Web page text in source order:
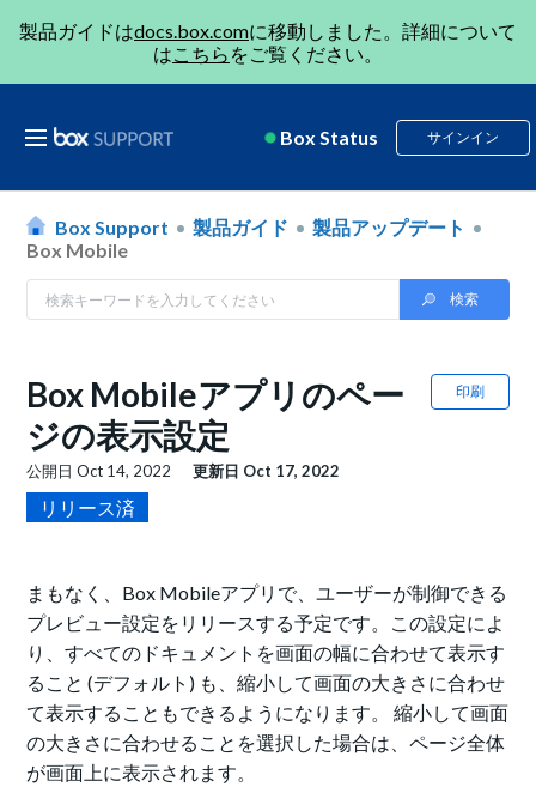
製品ガイドはdocs.box.comに移動しました。詳細について
はこちら をご覧ください。
Box Status サインイン
Box Support 製品ガイド
製品アップデート
Box Mobile
印刷
Box Mobileアプリのペー
ジの表示設定
公開日Oct 14, 2022 更新日 Oct 17, 2022
リリース済
まもなく、Box Mobileアプリで、ユーザーが制御できる
プレビュー設定をリリースする予定です。この設定によ
り、すべてのドキュメントを画面の幅に合わせて表示す
ること (デフォルト) も、縮小して画面の大きさに合わせ
て表示することもできるようになります。 縮小して画面
の大きさに合わせることを選択した場合は、ページ全体
が画面上に表示されます。